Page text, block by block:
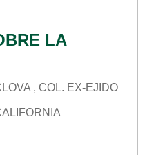
LA
, COL. EX-EJIDO